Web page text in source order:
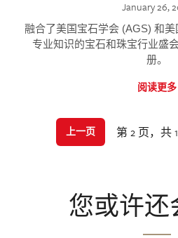
January 26,
融合了美国宝石学会 (AGS) 和
专业知识的宝石和珠宝行业盛
册。
阅读更多
上一页 第 2 页，共
您或许还